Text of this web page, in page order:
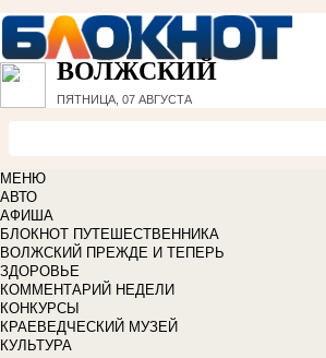
ВОЛЖСКИЙ
ПЯТНИЦА, 07 АВГУСТА
МЕНЮ
АВТО
АФИША
БЛОКНОТ ПУТЕШЕСТВЕННИКА
ВОЛЖСКИЙ ПРЕЖДЕ И ТЕПЕРЬ
ЗДОРОВЬЕ
КОММЕНТАРИЙ НЕДЕЛИ
КОНКУРСЫ
КРАЕВЕДЧЕСКИЙ МУЗЕЙ
КУЛЬТУРА